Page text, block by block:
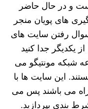
و در حال حاضر
های پویان منجر
سوال رفتن سایت های
یکدیگر جدا کنید
شبکه مونتیگو می
این سایت ها با
می باشند پس می
بندی بپردازید.